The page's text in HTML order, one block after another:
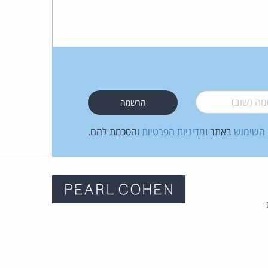
(שוב)*
השימוש באתר ומדיניות הפרטיות והסכמת להם.